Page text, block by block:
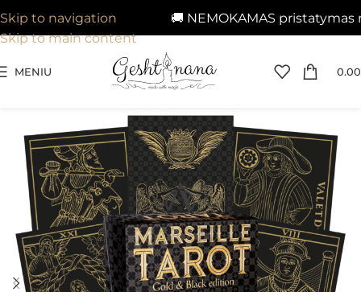
🚚 NEMOKAMAS pristatymas
Skip to navigation
Skip to main content
MENIU 0.00